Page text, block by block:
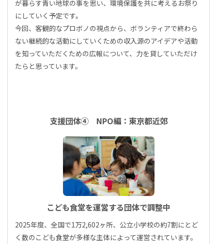
が暮らす青い地球の事を思い、環境保護を共に考えるお祭り
にしていく予定です。
今回、客観的なプロボノの視点から、ボランティアで終わら
ない継続的な活動にしていくための収入源のアイデアや活動
を知っていただくための広報について、力を貸していただけ
たらと思っています。
支援団体④ NPO編：東京都近郊
こども食堂を運営する団体で調整中
2025年度、全国で1万2,602ヶ所、公立小学校の約7割にとど
く数のこども食堂が多様な主体によって運営されています。